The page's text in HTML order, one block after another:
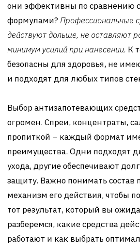
они эффективны по сравнению
формулами? Профессиональные
действуют дольше, не оставляют
минимум усилий при нанесении. К
безопасны для здоровья, не
и подходят для любых типов
Выбор антизапотевающих
огромен. Спреи, концентраты,
пропиткой – каждый формат
преимущества. Одни подходят
ухода, другие обеспечивают
защиту. Важно понимать состав
механизм его действия, чтобы
тот результат, который вы
разберемся, какие средства
работают и как выбрать